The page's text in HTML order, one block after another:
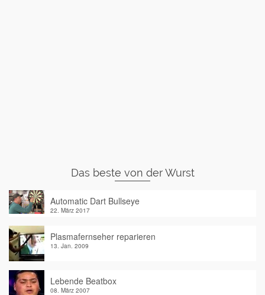
Das beste von der Wurst
Automatic Dart Bullseye
22. März 2017
Plasmafernseher reparieren
13. Jan. 2009
Lebende Beatbox
08. März 2007